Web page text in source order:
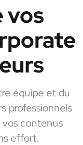
vos
équipe et du
professionnels
vos contenus
effort.